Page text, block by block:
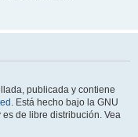
publicada y contiene
. Está hecho bajo la GNU
de libre distribución. Vea